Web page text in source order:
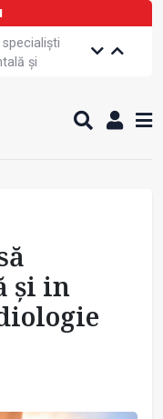
și
împotriva
date
și in